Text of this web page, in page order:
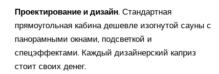
Проектирование и дизайн. Стандартная
прямоугольная кабина дешевле изогнутой сауны с
панорамными окнами, подсветкой и
спецэффектами. Каждый дизайнерский каприз
стоит своих денег.